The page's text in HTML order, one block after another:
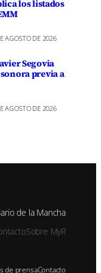
los listados
AGOSTO DE 2026
Segovia
previa a
AGOSTO DE 2026
de la Mancha
Sobre MyR
de prensaContacto